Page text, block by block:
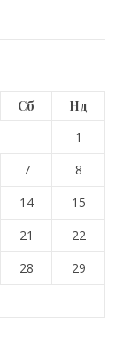
Сб
Нд
1
7
8
14
15
21
22
28
29